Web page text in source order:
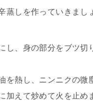
蒸しを作っていきまし
、身の部分をブツ切
熱し、ニンニクの微
加えて炒めて火を止め